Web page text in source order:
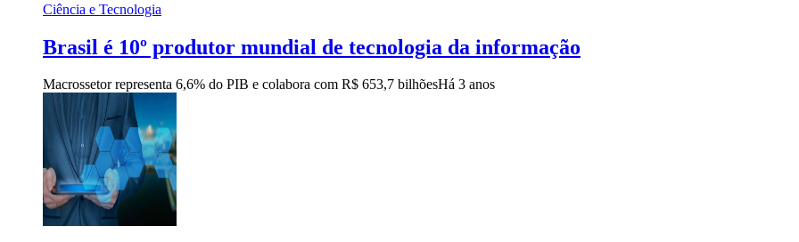
Ciência e Tecnologia
Brasil é 10º produtor mundial de tecnologia da informação
Macrossetor representa 6,6% do PIB e colabora com R$ 653,7 bilhõesHá 3 anos